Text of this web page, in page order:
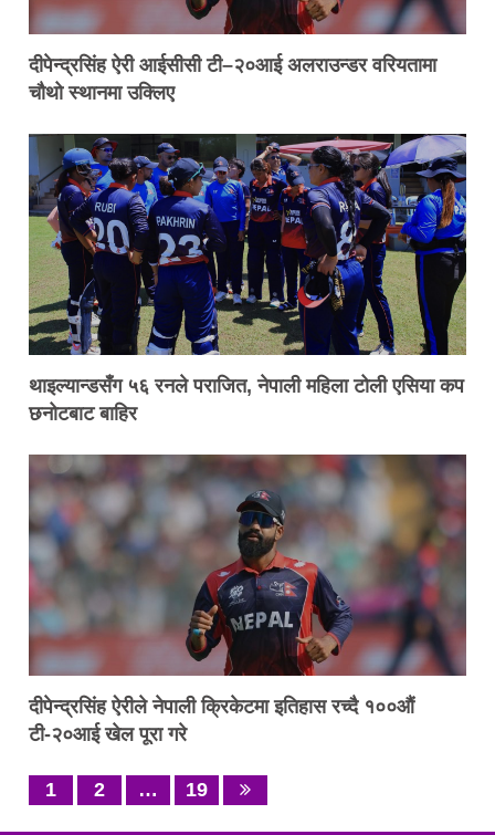
दीपेन्द्रसिंह ऐरी आईसीसी टी–२०आई अलराउन्डर वरियतामा
चौथो स्थानमा उक्लिए
थाइल्यान्डसँग ५६ रनले पराजित, नेपाली महिला टोली एसिया कप
छनोटबाट बाहिर
दीपेन्द्रसिंह ऐरीले नेपाली क्रिकेटमा इतिहास रच्दै १००औं
टी-२०आई खेल पूरा गरे
1 2 … 19